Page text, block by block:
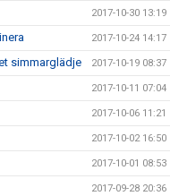
2017-10-30 13:19
2017-10-24 14:17
simmarglädje 2017-10-19 08:37
2017-10-11 07:04
2017-10-06 11:21
2017-10-02 16:50
2017-10-01 08:53
2017-09-28 20:36